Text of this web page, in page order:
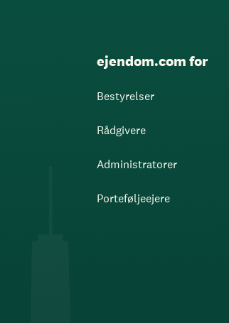
ejendom.com for
Bestyrelser
Rådgivere
Administratorer
Porteføljeejere